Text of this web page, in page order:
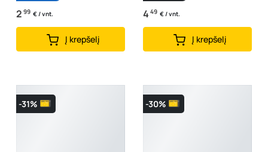
2 99 € / vnt.
Į krepšelį
4 49 € / vnt.
Į krepšelį
-31% -30%